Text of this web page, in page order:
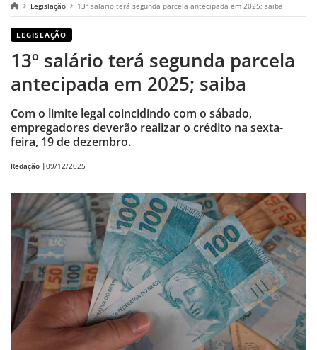
Legislação 13º salário terá segunda parcela antecipada em 2025; saiba
LEGISLAÇÃO
13º salário terá segunda parcela
antecipada em 2025; saiba
Com o limite legal coincidindo com o sábado,
empregadores deverão realizar o crédito na sexta-
feira, 19 de dezembro.
Redação |09/12/2025